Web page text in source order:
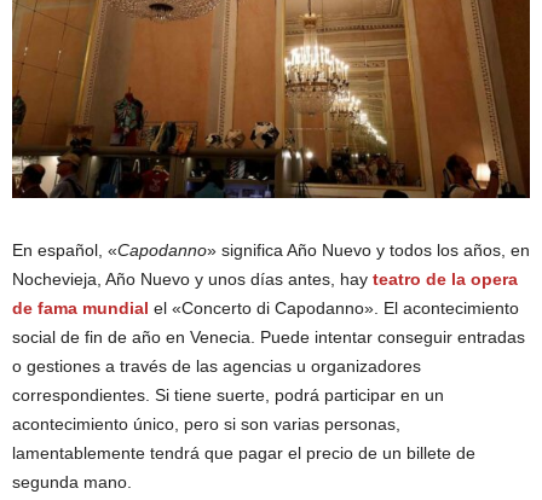
En español, «Capodanno» significa Año Nuevo y todos los años, en
Nochevieja, Año Nuevo y unos días antes, hay teatro de la opera
de fama mundial el «Concerto di Capodanno». El acontecimiento
social de fin de año en Venecia. Puede intentar conseguir entradas
o gestiones a través de las agencias u organizadores
correspondientes. Si tiene suerte, podrá participar en un
acontecimiento único, pero si son varias personas,
lamentablemente tendrá que pagar el precio de un billete de
segunda mano.